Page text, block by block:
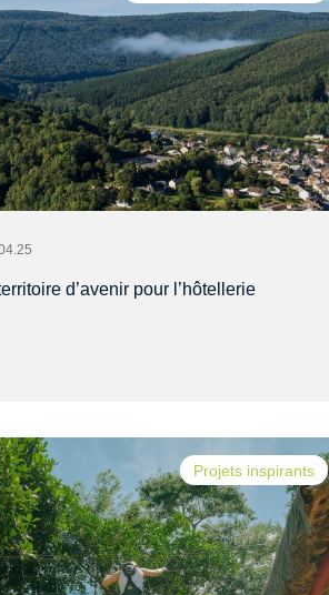
d’avenir pour l’hôtellerie
Projets inspirants